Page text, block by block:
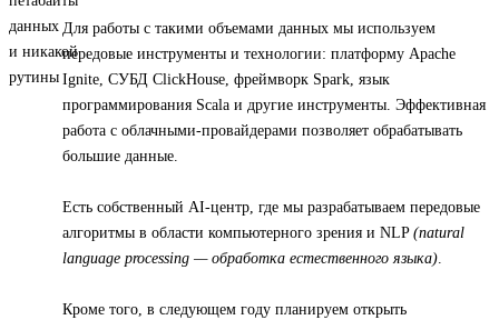
Для работы с такими объемами данных мы используем
передовые инструменты и технологии: платформу Apache
Ignite, СУБД ClickHouse, фреймворк Spark, язык
программирования Scala и другие инструменты. Эффективная
работа с облачными-провайдерами позволяет обрабатывать
большие данные.
Есть собственный AI-центр, где мы разрабатываем передовые
алгоритмы в области компьютерного зрения и NLP (natural
language processing — обработка естественного языка).
Кроме того, в следующем году планируем открыть